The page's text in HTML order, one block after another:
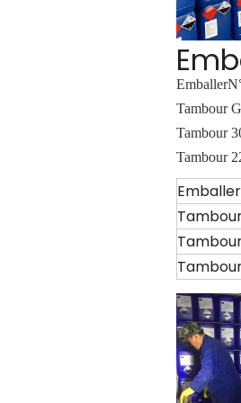
Emballer
Tambour
Tambour
Tambour
Emballer